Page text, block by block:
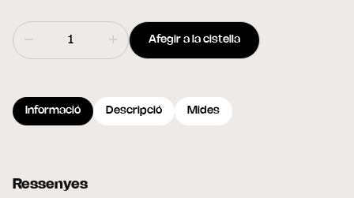
Afegir a la cistella
Informació Descripció Mides
Ressenyes